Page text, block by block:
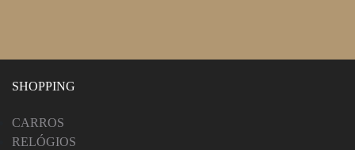
SHOPPING
CARROS
RELÓGIOS